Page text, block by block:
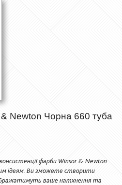
Newton Чорна 660 туба
консистенції фарби Winsor & Newton
ідеям. Ви зможете створити
ваше натхнення та